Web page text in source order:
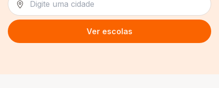
Ver escolas